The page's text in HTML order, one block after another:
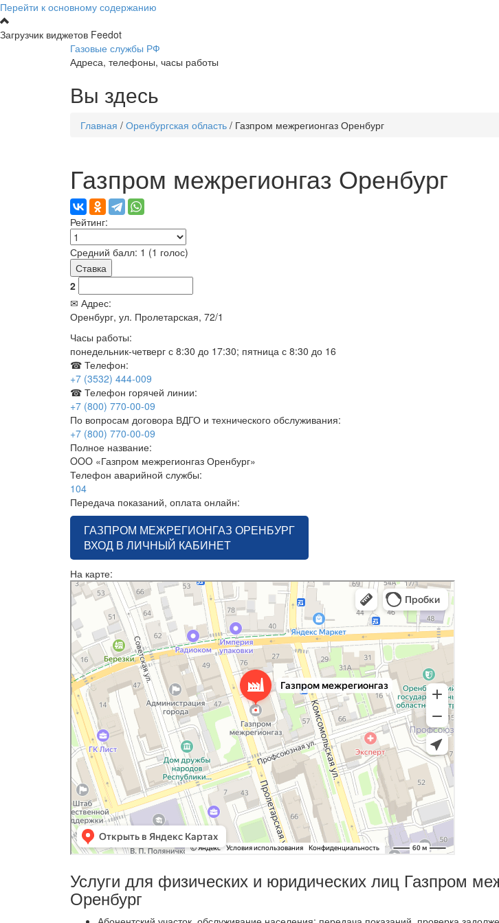
Перейти к основному содержанию
Загрузчик виджетов Feedot
Газовые службы РФ
Адреса, телефоны, часы работы
Вы здесь
Главная / Оренбургская область / Газпром межрегионгаз Оренбург
Газпром межрегионгаз Оренбург
Рейтинг:
Средний балл: 1 (1 голос)
2
✉ Адрес:
Оренбург, ул. Пролетарская, 72/1
Часы работы:
понедельник-четверг с 8:30 до 17:30; пятница с 8:30 до 16
☎ Телефон:
+7 (3532) 444-009
☎ Телефон горячей линии:
+7 (800) 770-00-09
По вопросам договора ВДГО и технического обслуживания:
+7 (800) 770-00-09
Полное название:
OOO «Газпром межрегионгаз Оренбург»
Телефон аварийной службы:
104
Передача показаний, оплата онлайн:
ГАЗПРОМ МЕЖРЕГИОНГАЗ ОРЕНБУРГ
ВХОД В ЛИЧНЫЙ КАБИНЕТ
На карте:
Газпром межрегионгаз Оренбург
Нефтегазовая компания в Оренбурге
Служба газового хозяйства в Оренбурге
Услуги для физических и юридических лиц Газпром
Оренбург